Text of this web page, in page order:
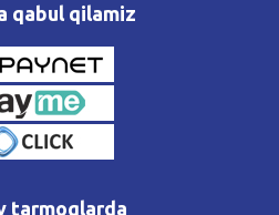
qabul qilamiz
tarmoqlarda